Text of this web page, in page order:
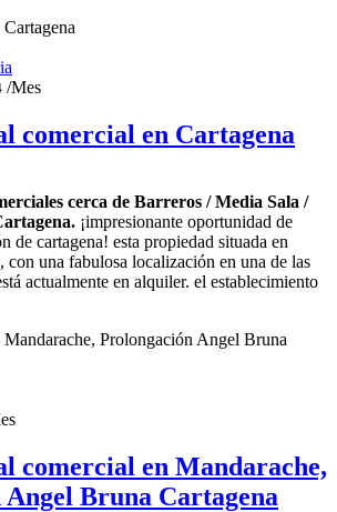
/Mes
comercial en Cartagena
cerca de Barreros / Media Sala /
¡impresionante oportunidad de
de cartagena! esta propiedad situada en
con una fabulosa localización en una de las
actualmente en alquiler. el establecimiento
comercial en Mandarache,
Bruna Cartagena